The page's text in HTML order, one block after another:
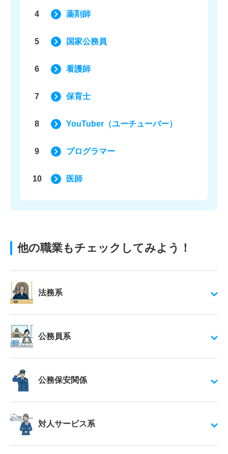
4 薬剤師
5 国家公務員
6 看護師
7 保育士
8 YouTuber（ユーチューバー）
9 プログラマー
10 医師
他の職業もチェックしてみよう！
法務系
公務員系
公務保安関係
対人サービス系